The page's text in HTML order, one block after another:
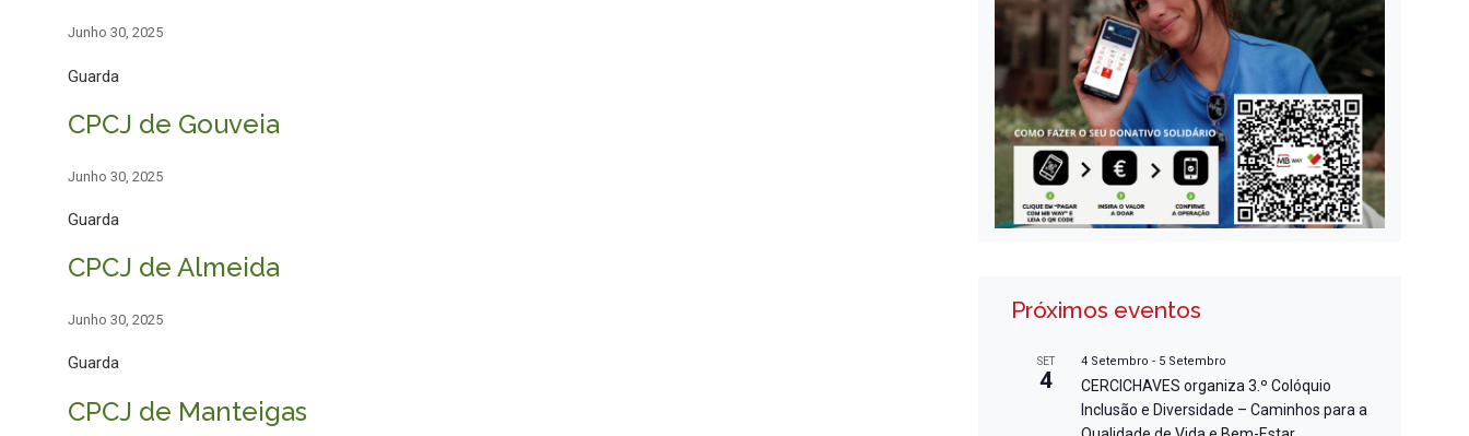
Junho 30, 2025
Guarda
CPCJ de Gouveia
Junho 30, 2025
Guarda
CPCJ de Almeida
Junho 30, 2025
Guarda
CPCJ de Manteigas
Próximos eventos
SET
4
4 Setembro - 5 Setembro
CERCICHAVES organiza 3.º Colóquio
Inclusão e Diversidade – Caminhos para a